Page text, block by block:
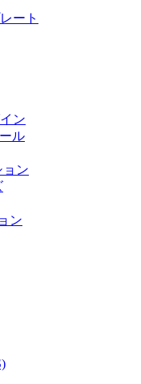
ート
ン
ル
ョン
ン